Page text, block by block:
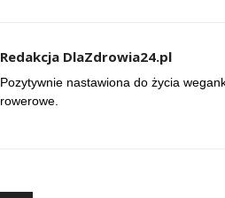
Redakcja DlaZdrowia24.pl
Pozytywnie nastawiona do życia
rowerowe.